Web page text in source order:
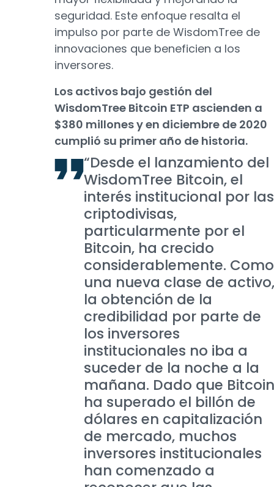
seguridad. Este enfoque resalta el
impulso por parte de WisdomTree de
innovaciones que beneficien a los
inversores.
Los activos bajo gestión del
WisdomTree Bitcoin ETP ascienden a
$380 millones y en diciembre de 2020
cumplió su primer año de historia.
“Desde el lanzamiento del
WisdomTree Bitcoin, el
interés institucional por las
criptodivisas,
particularmente por el
Bitcoin, ha crecido
considerablemente. Como
una nueva clase de activo,
la obtención de la
credibilidad por parte de
los inversores
institucionales no iba a
suceder de la noche a la
mañana. Dado que Bitcoin
ha superado el billón de
dólares en capitalización
de mercado, muchos
inversores institucionales
han comenzado a